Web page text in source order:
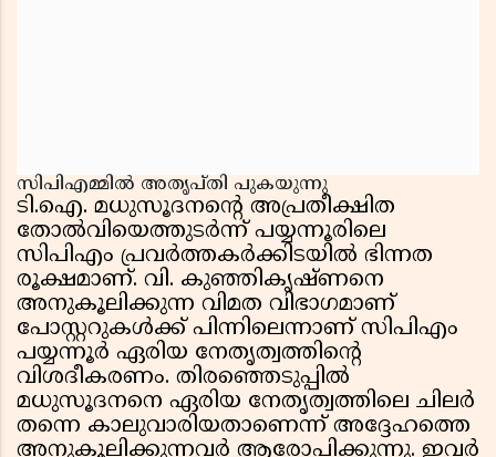
സിപിഎമ്മിൽ അതൃപ്തി പുകയുന്നു
ടി.ഐ. മധുസൂദനൻ്റെ അപ്രതീക്ഷിത
തോൽവിയെത്തുടർന്ന് പയ്യന്നൂരിലെ
സിപിഎം പ്രവർത്തകർക്കിടയിൽ ഭിന്നത
രൂക്ഷമാണ്. വി. കുഞ്ഞികൃഷ്ണനെ
അനുകൂലിക്കുന്ന വിമത വിഭാഗമാണ്
പോസ്റ്ററുകൾക്ക് പിന്നിലെന്നാണ് സിപിഎം
പയ്യന്നൂർ ഏരിയ നേതൃത്വത്തിൻ്റെ
വിശദീകരണം. തിരഞ്ഞെടുപ്പിൽ
മധുസൂദനനെ ഏരിയ നേതൃത്വത്തിലെ ചിലർ
തന്നെ കാലുവാരിയതാണെന്ന് അദ്ദേഹത്തെ
അനുകൂലിക്കുന്നവർ ആരോപിക്കുന്നു. ഇവർ